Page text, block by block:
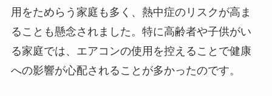
用をためらう家庭も多く、熱中症のリスクが高ま
ることも懸念されました。特に高齢者や子供がい
る家庭では、エアコンの使用を控えることで健康
への影響が心配されることが多かったのです。